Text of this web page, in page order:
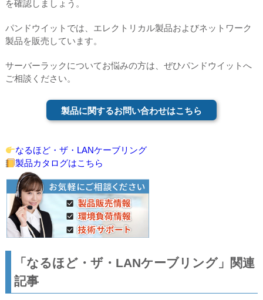
を確認しましょう。
パンドウイットでは、エレクトリカル製品およびネットワーク
製品を販売しています。
サーバーラックについてお悩みの方は、ぜひパンドウイットへ
ご相談ください。
製品に関するお問い合わせはこちら
なるほど・ザ・LANケーブリング
製品カタログはこちら
「なるほど・ザ・LANケーブリング」関連
記事